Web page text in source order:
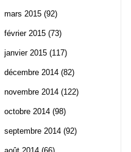
mars 2015 (92)
février 2015 (73)
janvier 2015 (117)
décembre 2014 (82)
novembre 2014 (122)
octobre 2014 (98)
septembre 2014 (92)